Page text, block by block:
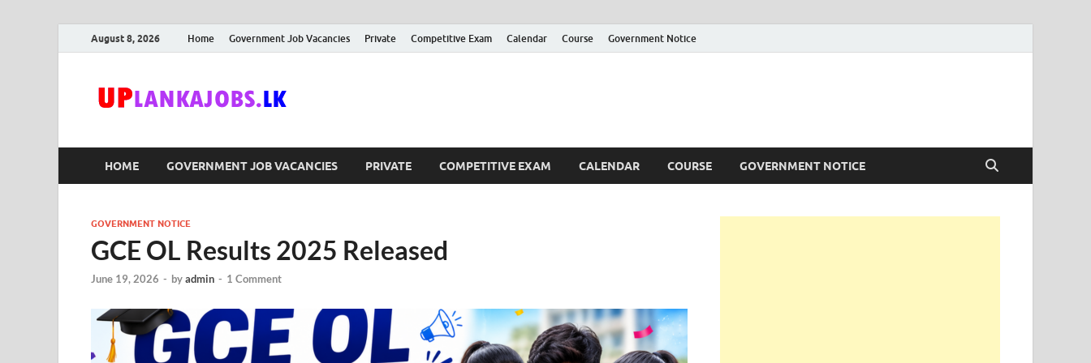
August 8, 2026 Home Government Job Vacancies Private Competitive Exam Calendar Course Government Notice
HOME GOVERNMENT JOB VACANCIES PRIVATE COMPETITIVE EXAM CALENDAR COURSE GOVERNMENT NOTICE
GOVERNMENT NOTICE
GCE OL Results 2025 Released
June 19, 2026 - byadmin - 1 Comment